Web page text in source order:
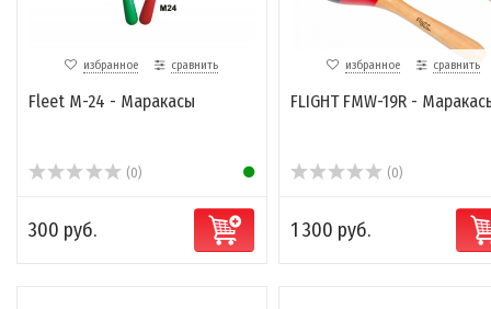
избранное сравнить
Fleet M-24 - Маракасы
(0)
300 руб.
избранное сравнить
FLIGHT FMW-19R -
(0)
1 300 руб.